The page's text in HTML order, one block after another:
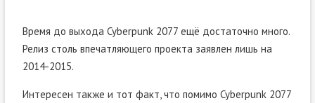
Время до выхода Cyberpunk 2077 ещё достаточно много.
Релиз столь впечатляющего проекта заявлен лишь на
2014-2015.
Интересен также и тот факт, что помимо Cyberpunk 2077